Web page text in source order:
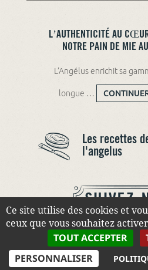
L’AUTHENTICITÉ AU
NOTRE PAIN DE MIE
L’Angélus enrichit sa
longue …
Les recettes
l'angelus
Ce site utilise des cookies et
ceux que vous souhaitez activer
TOUT ACCEPTER
PERSONNALISER